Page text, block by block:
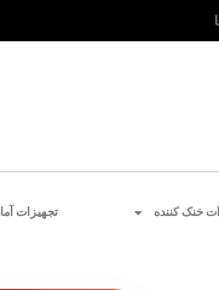
خنک کننده تجهیزات